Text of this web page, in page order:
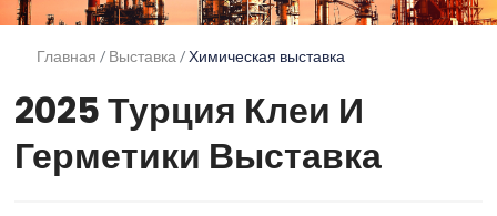
Главная Выставка Химическая выставка
2025 Турция Клеи И
Герметики Выставка